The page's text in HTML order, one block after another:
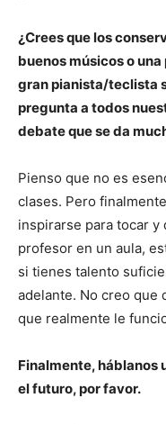
¿Crees que los
buenos músicos o
gran pianista/teclista
pregunta a todos
debate que se da
Pienso que no es
clases. Pero
inspirarse para tocar y
profesor en un aula,
si tienes talento
adelante. No creo que
que realmente le
Finalmente, háblanos
el futuro, por favor.